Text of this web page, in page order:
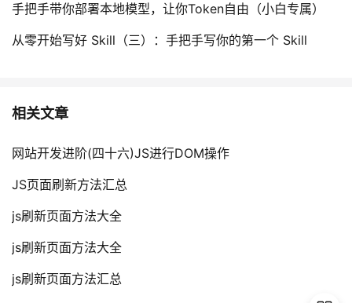
手把手带你部署本地模型，让你Token自由（小白专属）
从零开始写好 Skill（三）：手把手写你的第一个 Skill
相关文章
网站开发进阶(四十六)JS进行DOM操作
JS页面刷新方法汇总
js刷新页面方法大全
js刷新页面方法大全
js刷新页面方法汇总